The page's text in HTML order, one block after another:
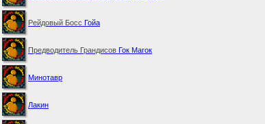
Рейдовый Босс Гойа
Предводитель Грандисов Гок Магок
Минотавр
Лакин